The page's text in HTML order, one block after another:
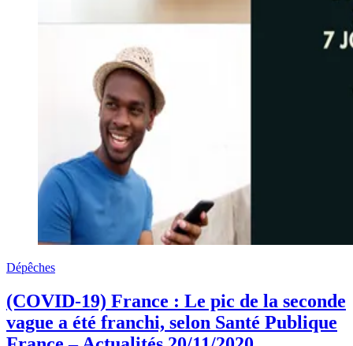
Dépêches
(COVID-19) France : Le pic de la seconde
vague a été franchi, selon Santé Publique